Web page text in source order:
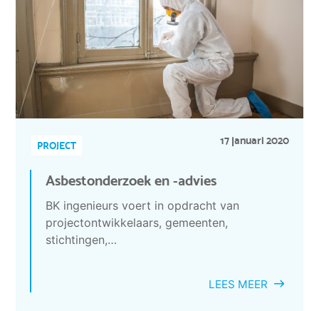
PROJECT 17 januari 2020
Asbestonderzoek en -advies
BK ingenieurs voert in opdracht van
projectontwikkelaars, gemeenten,
stichtingen,…
LEES MEER